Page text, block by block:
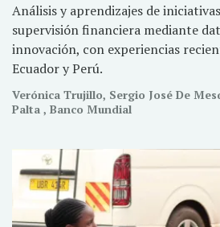
Análisis y aprendizajes de
supervisión financiera mediante
innovación, con experiencias
Ecuador y Perú.
Verónica Trujillo, Sergio José De
Palta , Banco Mundial